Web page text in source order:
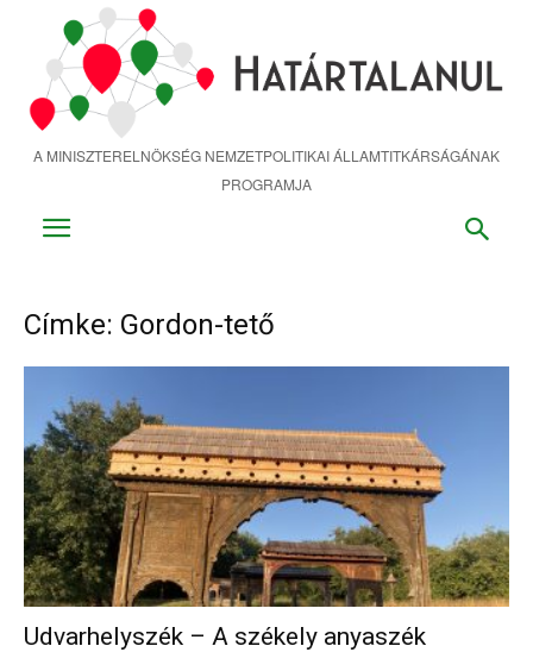
tartalomra
A MINISZTERELNÖKSÉG NEMZETPOLITIKAI ÁLLAMTITKÁRSÁGÁNAK
PROGRAMJA
Címke: Gordon-tető
Udvarhelyszék – A székely anyaszék